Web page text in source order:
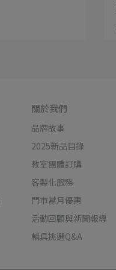
關於我們
品牌故事
2025新品目錄
教室團體訂購
客製化服務
門市當月優惠
活動回顧與新聞報導
輔具挑選Q&A